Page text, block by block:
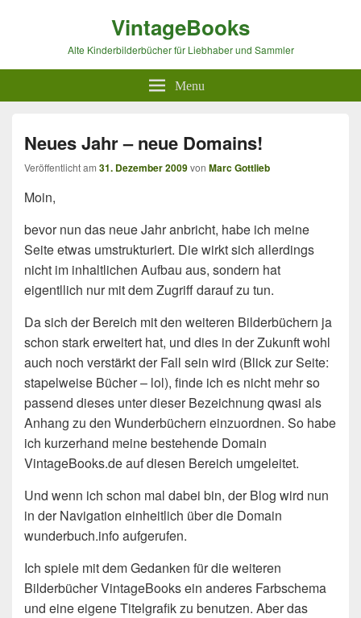
VintageBooks
Alte Kinderbilderbücher für Liebhaber und Sammler
Menu
Neues Jahr – neue Domains!
Veröffentlicht am 31. Dezember 2009von Marc Gottlieb
Moin,
bevor nun das neue Jahr anbricht, habe ich meine
Seite etwas umstrukturiert. Die wirkt sich allerdings
nicht im inhaltlichen Aufbau aus, sondern hat
eigentllich nur mit dem Zugriff darauf zu tun.
Da sich der Bereich mit den weiteren Bilderbüchern ja
schon stark erweitert hat, und dies in der Zukunft wohl
auch noch verstärkt der Fall sein wird (Blick zur Seite:
stapelweise Bücher – lol), finde ich es nicht mehr so
passend dieses unter dieser Bezeichnung qwasi als
Anhang zu den Wunderbüchern einzuordnen. So habe
ich kurzerhand meine bestehende Domain
VintageBooks.de auf diesen Bereich umgeleitet.
Und wenn ich schon mal dabei bin, der Blog wird nun
in der Navigation einheitlich über die Domain
wunderbuch.info aufgerufen.
Ich spiele mit dem Gedanken für die weiteren
Bilderbücher VintageBooks ein anderes Farbschema
und eine eigene Titelgrafik zu benutzen. Aber das